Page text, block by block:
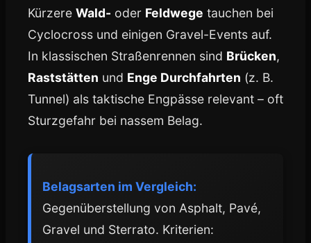
Kürzere Wald- oder Feldwege tauchen bei
Cyclocross und einigen Gravel-Events auf.
In klassischen Straßenrennen sind Brücken,
Raststätten und Enge Durchfahrten (z. B.
Tunnel) als taktische Engpässe relevant – oft
Sturzgefahr bei nassem Belag.
Belagsarten im Vergleich:
Gegenüberstellung von Asphalt, Pavé,
Gravel und Sterrato. Kriterien: